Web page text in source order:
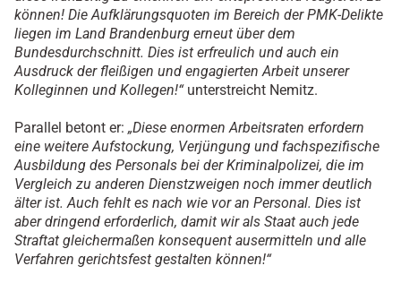
können! Die Aufklärungsquoten im Bereich der PMK-Delikte
liegen im Land Brandenburg erneut über dem
Bundesdurchschnitt. Dies ist erfreulich und auch ein
Ausdruck der fleißigen und engagierten Arbeit unserer
Kolleginnen und Kollegen!“unterstreicht Nemitz.
Parallel betont er: „Diese enormen Arbeitsraten erfordern
eine weitere Aufstockung, Verjüngung und fachspezifische
Ausbildung des Personals bei der Kriminalpolizei, die im
Vergleich zu anderen Dienstzweigen noch immer deutlich
älter ist. Auch fehlt es nach wie vor an Personal. Dies ist
aber dringend erforderlich, damit wir als Staat auch jede
Straftat gleichermaßen konsequent ausermitteln und alle
Verfahren gerichtsfest gestalten können!“